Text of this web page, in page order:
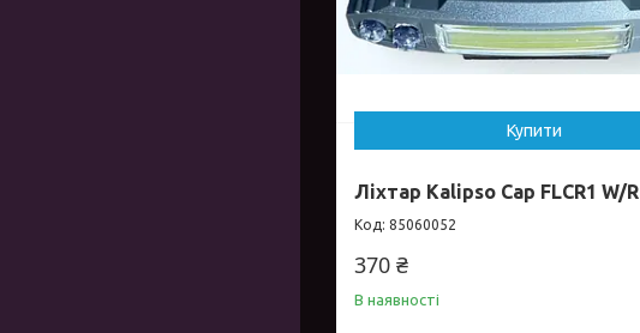
Купити
Ліхтар Kalipso Cap FLCR1 W/R
85060052
370 ₴
В наявності